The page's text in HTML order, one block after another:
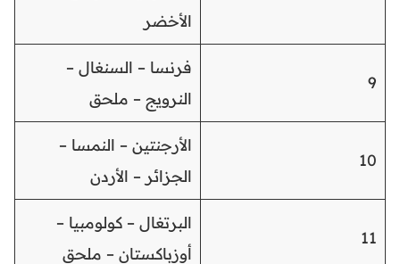
الأخضر
9
فرنسا – السنغال –
النرويج – ملحق
10
الأرجنتين – النمسا –
الجزائر – الأردن
11
البرتغال – كولومبيا –
أوزباكستان – ملحق